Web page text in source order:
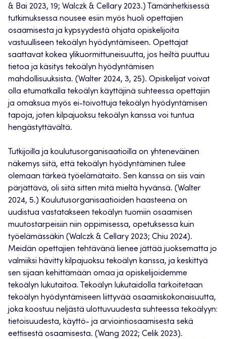
& Bai 2023, 19; Walczk & Cellary 2023.) Tämänhetkisessä
tutkimuksessa nousee esiin myös huoli opettajien
osaamisesta ja kypsyydestä ohjata opiskelijoita
vastuulliseen tekoälyn hyödyntämiseen. Opettajat
saattavat kokea ylikuormittuneisuutta, jos heiltä puuttuu
tietoa ja käsitys tekoälyn hyödyntämisen
mahdollisuuksista. (Walter 2024, 3, 25). Opiskelijat voivat
olla etumatkalla tekoälyn käyttäjinä suhteessa opettajiin
ja omaksua myös ei-toivottuja tekoälyn hyödyntämisen
tapoja, joten kilpajuoksu tekoälyn kanssa voi tuntua
hengästyttävältä.
Tutkijoilla ja koulutusorganisaatioilla on yhteneväinen
näkemys siitä, että tekoälyn hyödyntäminen tulee
olemaan tärkeä työelämätaito. Sen kanssa on siis vain
pärjättävä, oli siitä sitten mitä mieltä hyvänsä. (Walter
2024, 5.) Koulutusorganisaatioiden haasteena on
uudistua vastatakseen tekoälyn tuomiin osaamisen
muutostarpeisiin niin oppimisessa, opetuksessa kuin
työelämässäkin (Walczk & Cellary 2023; Chiu 2024).
Meidän opettajien tehtävänä lienee jättää juoksematta jo
valmiiksi hävitty kilpajuoksu tekoälyn kanssa, ja keskittyä
sen sijaan kehittämään omaa ja opiskelijoidemme
tekoälyn lukutaitoa. Tekoälyn lukutaidolla tarkoitetaan
tekoälyn hyödyntämiseen liittyvää osaamiskokonaisuutta,
joka koostuu neljästä ulottuvuudesta suhteessa tekoälyyn:
tietoisuudesta, käyttö- ja arviointiosaamisesta sekä
eettisestä osaamisesta. (Wang 2022; Celik 2023).